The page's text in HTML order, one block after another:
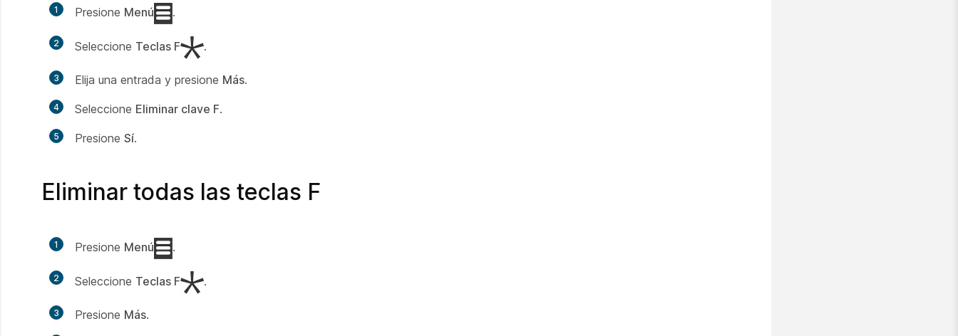
1 Presione Menú .
2 Seleccione Teclas F .
3 Elija una entrada y presione Más.
4 Seleccione Eliminar clave F.
5 Presione Sí.
Eliminar todas las teclas F
1 Presione Menú .
2 Seleccione Teclas F .
3 Presione Más.